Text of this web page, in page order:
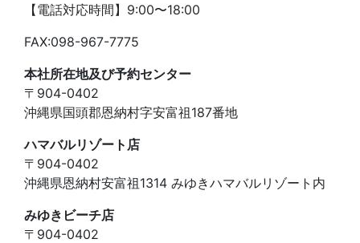
【電話対応時間】9:00〜18:00
FAX:098-967-7775
本社所在地及び予約センター
〒904-0402
沖縄県国頭郡恩納村字安富祖187番地
ハマバルリゾート店
〒904-0402
沖縄県恩納村安富祖1314 みゆきハマバルリゾート内
みゆきビーチ店
〒904-0402